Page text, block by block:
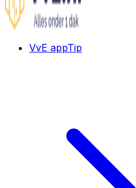
VvE appTip